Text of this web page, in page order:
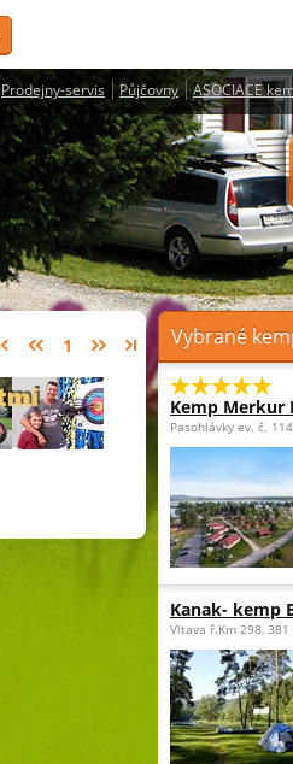
Prodejny-servis Půjčovny ASOCIACE
1 Vybrané
Kemp Merkur
Pasohlávky ev. č.
Kanak- kemp
Vltava ř.Km 298, 381